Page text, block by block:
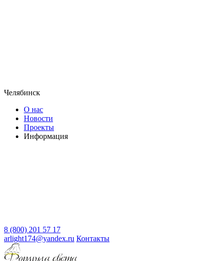
Челябинск
О нас
Новости
Проекты
Информация
8 (800) 201 57 17
arlight174@yandex.ru Контакты